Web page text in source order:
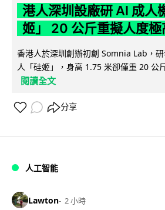
港人深圳設廠研 AI 成人
姬」 20 公斤重擬人度極
香港人於深圳創辦初創 Somnia Lab，
人「硅姬」，身高 1.75 米卻僅重 20 公
閱讀全文
分享
人工智能
Lawton 2 小時